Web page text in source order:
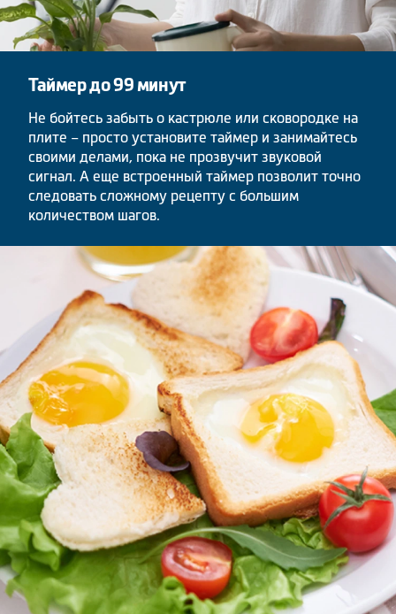
Таймер до 99 минут
Не бойтесь забыть о кастрюле или сковородке на
плите – просто установите таймер и занимайтесь
своими делами, пока не прозвучит звуковой
сигнал. А еще встроенный таймер позволит точно
следовать сложному рецепту с большим
количеством шагов.